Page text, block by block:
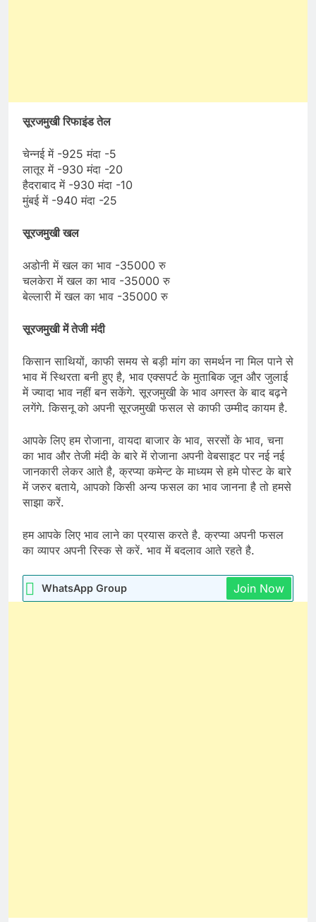
सूरजमुखी रिफाइंड तेल
चेन्नई में -925 मंदा -5
लातूर में -930 मंदा -20
हैदराबाद में -930 मंदा -10
मुंबई में -940 मंदा -25
सूरजमुखी खल
अडोनी में खल का भाव -35000 रु
चलकेरा में खल का भाव -35000 रु
बेल्लारी में खल का भाव -35000 रु
सूरजमुखी में तेजी मंदी
किसान साथियों, काफी समय से बड़ी मांग का समर्थन ना मिल पाने से
भाव में स्थिरता बनी हुए है, भाव एक्सपर्ट के मुताबिक जून और जुलाई
में ज्यादा भाव नहीं बन सकेंगे. सूरजमुखी के भाव अगस्त के बाद बढ़ने
लगेंगे. किसनू को अपनी सूरजमुखी फसल से काफी उम्मीद कायम है.
आपके लिए हम रोजाना, वायदा बाजार के भाव, सरसों के भाव, चना
का भाव और तेजी मंदी के बारे में रोजाना अपनी वेबसाइट पर नई नई
जानकारी लेकर आते है, क्रप्या कमेन्ट के माध्यम से हमे पोस्ट के बारे
में जरुर बताये, आपको किसी अन्य फसल का भाव जानना है तो हमसे
साझा करें.
हम आपके लिए भाव लाने का प्रयास करते है. क्रप्या अपनी फसल
का व्यापर अपनी रिस्क से करें. भाव में बदलाव आते रहते है.
WhatsApp Group Join Now